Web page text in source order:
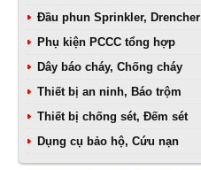
Đầu phun Sprinkler, Drencher
Phụ kiện PCCC tổng hợp
Dây báo cháy, Chống cháy
Thiết bị an ninh, Báo trộm
Thiết bị chống sét, Đếm sét
Dụng cụ bảo hộ, Cứu nạn